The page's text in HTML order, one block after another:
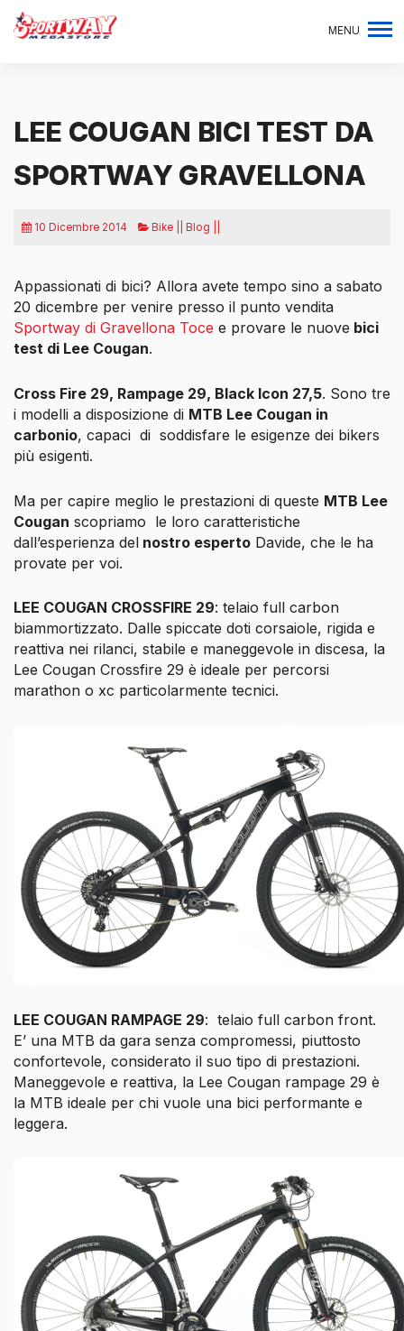
MENU
LEE COUGAN BICI TEST DA
SPORTWAY GRAVELLONA
10 Dicembre 2014 Bike || Blog ||
Appassionati di bici? Allora avete tempo sino a sabato
20 dicembre per venire presso il punto vendita
Sportway di Gravellona Toce e provare le nuove bici
test di Lee Cougan.
Cross Fire 29, Rampage 29, Black Icon 27,5. Sono tre
i modelli a disposizione di MTB Lee Cougan in
carbonio, capaci di soddisfare le esigenze dei bikers
più esigenti.
Ma per capire meglio le prestazioni di queste MTB Lee
Cougan scopriamo le loro caratteristiche
dall’esperienza del nostro esperto Davide, che le ha
provate per voi.
LEE COUGAN CROSSFIRE 29: telaio full carbon
biammortizzato. Dalle spiccate doti corsaiole, rigida e
reattiva nei rilanci, stabile e maneggevole in discesa, la
Lee Cougan Crossfire 29 è ideale per percorsi
marathon o xc particolarmente tecnici.
LEE COUGAN RAMPAGE 29: telaio full carbon front.
E’ una MTB da gara senza compromessi, piuttosto
confortevole, considerato il suo tipo di prestazioni.
Maneggevole e reattiva, la Lee Cougan rampage 29 è
la MTB ideale per chi vuole una bici performante e
leggera.